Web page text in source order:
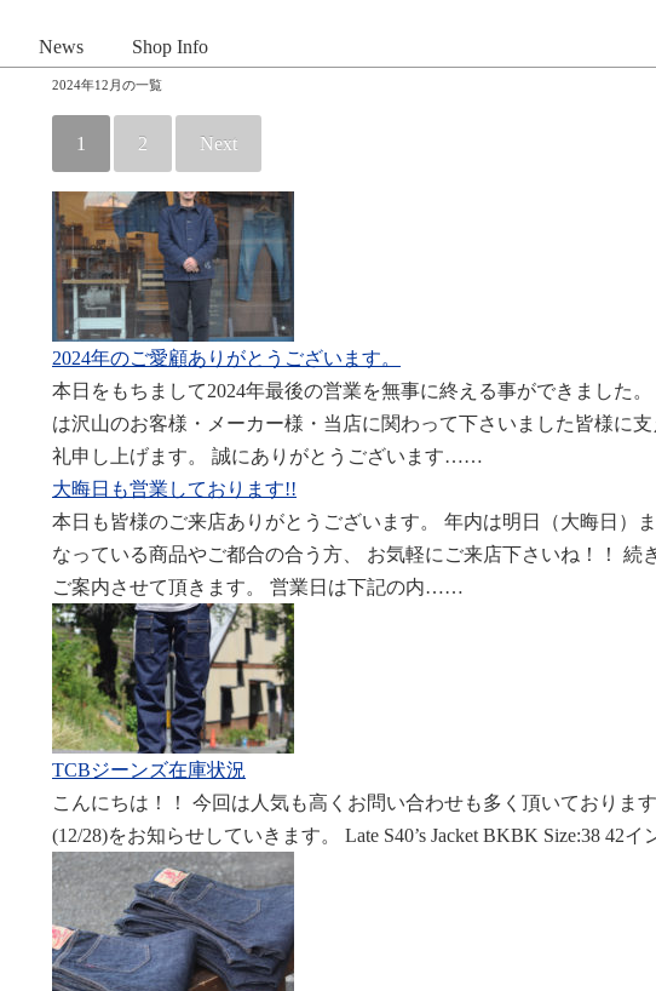
News Shop Info
2024年12月の一覧
1 2 Next
2024年のご愛顧ありがとうございます。
本日をもちまして2024年最後の営業を無事に終える事ができました
は沢山のお客様・メーカー様・当店に関わって下さいました皆様に
礼申し上げます。 誠にありがとうございます……
大晦日も営業しております!!
本日も皆様のご来店ありがとうございます。 年内は明日（大晦日）
なっている商品やご都合の合う方、 お気軽にご来店下さいね！！ 続
ご案内させて頂きます。 営業日は下記の内……
TCBジーンズ在庫状況
こんにちは！！ 今回は人気も高くお問い合わせも多く頂いておりま
(12/28)をお知らせしていきます。 Late S40’s Jacket BKBK Size:38 42